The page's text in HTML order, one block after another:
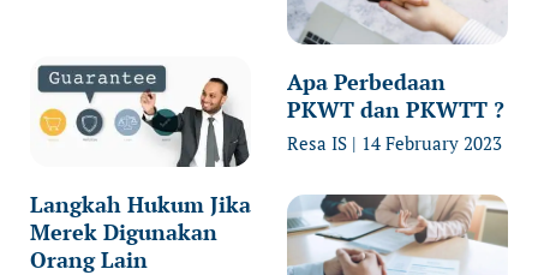
Langkah Hukum Jika
Merek Digunakan
Orang Lain
Apa Perbedaan
PKWT dan PKWTT ?
Resa IS 14 February 2023